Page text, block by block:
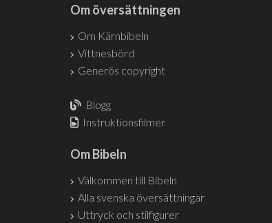
Om översättningen
Om Kärnbibeln
Vittnesbörd
Generös copyright
Blogg
Instruktionsfilmer
Om Bibeln
Välkommen till Bibeln
Alla svenska översättningar
Uttryck och stilfigurer